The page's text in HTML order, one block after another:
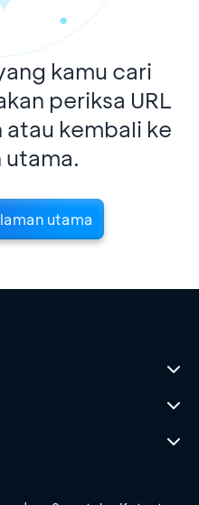
kamu cari
periksa URL
kembali ke
utama.
utama